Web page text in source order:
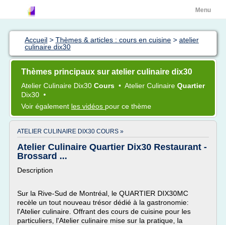
Menu
Accueil > Thèmes & articles : cours en cuisine > atelier
culinaire dix30
Thèmes principaux sur atelier culinaire dix30
Atelier Culinaire Dix30 Cours • Atelier Culinaire Quartier
Dix30 •
Voir également les vidéos pour ce thème
ATELIER CULINAIRE DIX30 COURS »
Atelier Culinaire Quartier Dix30 Restaurant -
Brossard ...
Description
Sur la Rive-Sud de Montréal, le QUARTIER DIX30MC
recèle un tout nouveau trésor dédié à la gastronomie:
l'Atelier culinaire. Offrant des cours de cuisine pour les
particuliers, l'Atelier culinaire mise sur la pratique, la